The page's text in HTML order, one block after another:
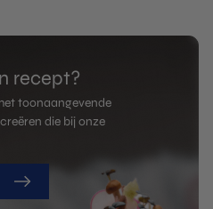
recept?
toonaangevende
die bij onze